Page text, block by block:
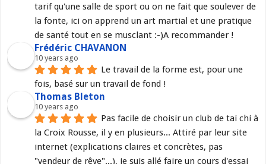
tarif qu'une salle de sport ou on ne fait que soulever de
la fonte, ici on apprend un art martial et une pratique
de santé tout en se musclant :-)A recommander !
Frédéric CHAVANON
10 years ago
Le travail de la forme est, pour une
fois, basé sur un travail de fond !
Thomas Bleton
10 years ago
Pas facile de choisir un club de tai chi à
la Croix Rousse, il y en plusieurs... Attiré par leur site
internet (explications claires et concrètes, pas
"vendeur de rêve"...), je suis allé faire un cours d'essai